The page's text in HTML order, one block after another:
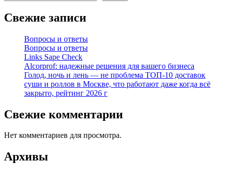
Свежие записи
Вопросы и ответы
Вопросы и ответы
Links Sape Check
Alcorprof: надежные решения для вашего бизнеса
Голод, ночь и лень — не проблема ТОП-10 доставок
суши и роллов в Москве, что работают даже когда всё
закрыто, рейтинг 2026 г
Свежие комментарии
Нет комментариев для просмотра.
Архивы